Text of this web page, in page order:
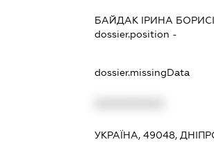
БАЙДАК ІРИНА
dossier.position -
dossier.missingData
УКРАЇНА, 49048,